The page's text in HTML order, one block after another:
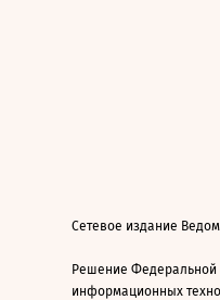
Сетевое издание
Решение Федеральной
информационных